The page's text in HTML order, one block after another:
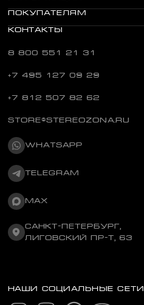
ПОКУПАТЕЛЯМ
КОНТАКТЫ
8 800 551 21 31
+7 495 127 09 29
+7 812 507 82 62
STORE@STEREOZONA.RU
WHATSAPP
TELEGRAM
MAX
САНКТ-ПЕТЕРБУРГ,
ЛИГОВСКИЙ ПР-Т, 63
НАШИ СОЦИАЛЬНЫЕ СЕТИ